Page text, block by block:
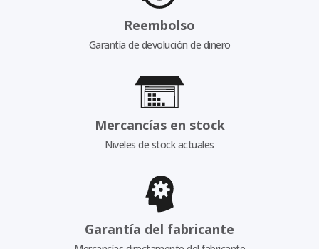
Reembolso
Garantía de devolución de dinero
Mercancías en stock
Niveles de stock actuales
Garantía del fabricante